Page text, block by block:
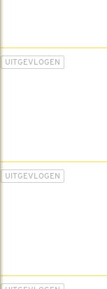
UITGEVLOGEN
UITGEVLOGEN